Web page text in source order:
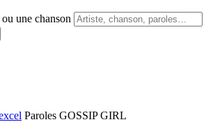
une chanson
Paroles GOSSIP GIRL